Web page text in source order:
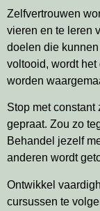
Zelfvertrouwen
vieren en te leren
doelen die
voltooid, wordt
worden
Stop met constant
gepraat. Zou zo
Behandel jezelf
anderen wordt
Ontwikkel
cursussen te